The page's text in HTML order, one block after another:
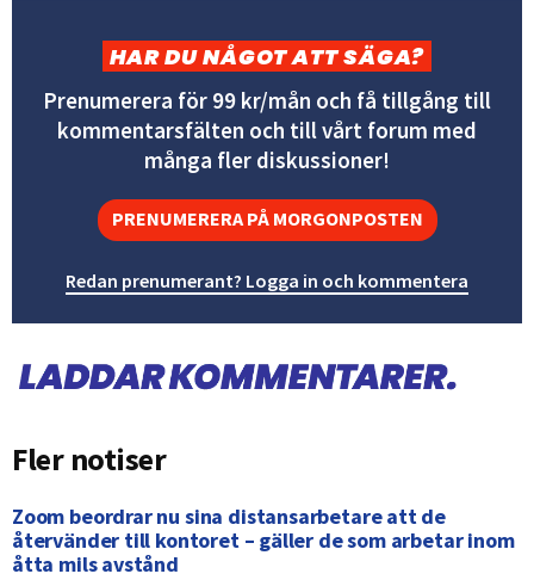
HAR DU NÅGOT ATT SÄGA?
Prenumerera för 99 kr/mån och få tillgång till
kommentarsfälten och till vårt forum med
många fler diskussioner!
PRENUMERERA PÅ MORGONPOSTEN
Redan prenumerant? Logga in och kommentera
Fler notiser
Zoom beordrar nu sina distansarbetare att de
återvänder till kontoret – gäller de som arbetar inom
åtta mils avstånd